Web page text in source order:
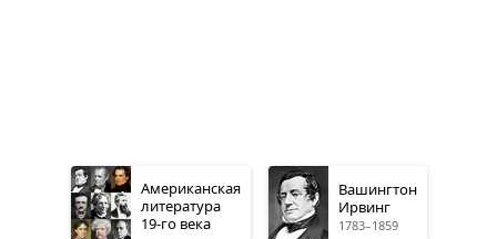
Американская
литература
19-говека
Вашингтон
Ирвинг
1783–1859